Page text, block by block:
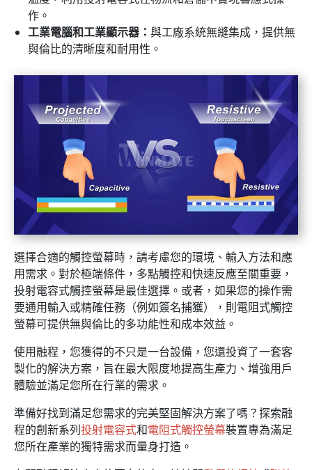
作。
工業電腦和工業顯示器： 與工廠系統無縫集成，提供無
與倫比的清晰度和耐用性。
選擇合適的觸控螢幕時，請考慮您的環境、輸入方法和應
用需求。對於極端條件，多點觸控和快速反應至關重要，
投射電容式觸控螢幕是最佳選擇。或者，如果您的操作需
要通用輸入或精確任務（例如簽名捕獲），則電阻式觸控
螢幕可提供無與倫比的多功能性和成本效益。
使用融程，您獲得的不只是一台設備，您還投資了一套客
製化的解決方案，旨在最大限度地提高生產力、增強用戶
體驗並滿足您所在行業的需求。
準備好找到滿足您需求的完美堅固解決方案了嗎？探索融
程的創新系列投射電容式和電阻式觸控螢幕裝置專為滿足
您所在產業的獨特需求而量身打造。